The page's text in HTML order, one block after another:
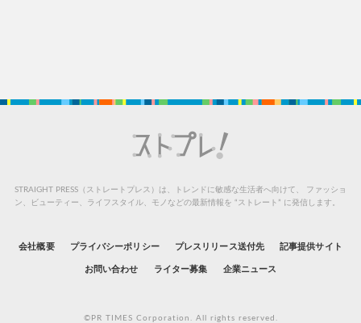
STRAIGHT PRESS（ストレートプレス）は、トレンドに敏感な生活者へ向けて、
ファッショ
ン、ビューティー、ライフスタイル、モノなどの最新情報を “ストレート” に発信します。
会社概要 プライバシーポリシー プレスリリース送付先 記事提供サイト
お問い合わせ ライター募集 企業ニュース
©PR TIMES Corporation. All rights reserved.